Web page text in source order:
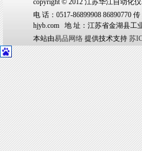
copyright © 2012 江苏华江自动化
电 话：0517-86899908 86890770
hjyb.com 地 址：江苏省金湖县工
本站由易品网络提供技术支持苏